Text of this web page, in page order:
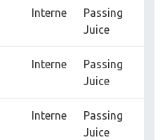
Interne
Passing
Juice
Interne
Passing
Juice
Interne
Passing
Juice